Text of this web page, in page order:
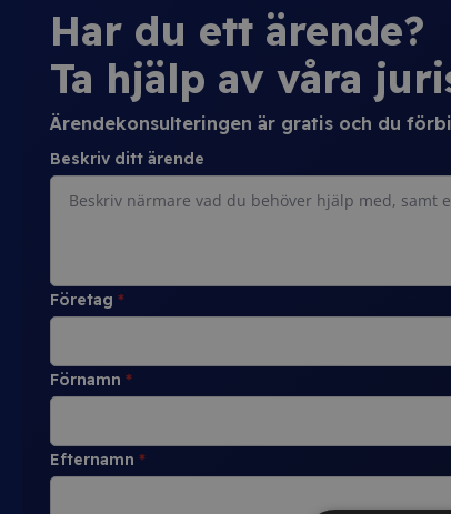
Har du ett ärende?
Ta hjälp av våra
Ärendekonsulteringen är gratis och du
Beskriv ditt ärende
Företag *
Förnamn *
Efternamn *